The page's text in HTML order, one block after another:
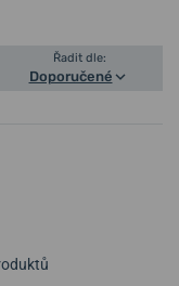
Řadit dle:
Doporučené